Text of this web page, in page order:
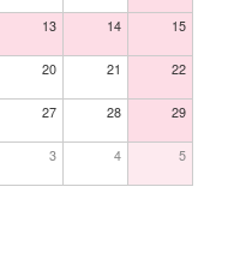
13 14 15
20 21 22
27 28 29
3 4 5